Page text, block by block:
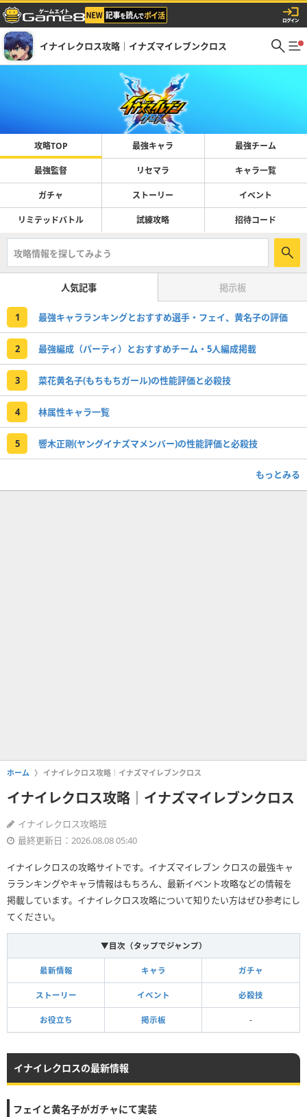
イナイレクロス攻略｜イナズマイレブンクロス
攻略TOP 最強キャラ 最強チーム
最強監督 リセマラ キャラ一覧
ガチャ ストーリー イベント
リミテッドバトル 試練攻略 招待コード
人気記事 掲示板
1 最強キャラランキングとおすすめ選手・フェイ、黄名子の評価
2 最強編成（パーティ）とおすすめチーム・5人編成掲載
3 菜花黄名子(もちもちガール)の性能評価と必殺技
4 林属性キャラ一覧
5 響木正剛(ヤングイナズマメンバー)の性能評価と必殺技
もっとみる
ホーム イナイレクロス攻略｜イナズマイレブンクロス
イナイレクロス攻略｜イナズマイレブンクロス
イナイレクロス攻略班
最終更新日：2026.08.08 05:40
イナイレクロスの攻略サイトです。イナズマイレブン クロスの最強キャ
ラランキングやキャラ情報はもちろん、最新イベント攻略などの情報を
掲載しています。イナイレクロス攻略について知りたい方はぜひ参考にし
てください。
▼目次（タップでジャンプ）
最新情報 キャラ ガチャ
ストーリー イベント 必殺技
お役立ち 掲示板 -
イナイレクロスの最新情報
フェイと黄名子がガチャにて実装